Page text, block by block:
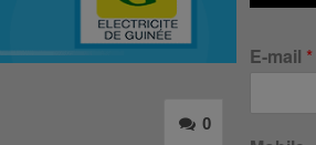
0
E-mail *